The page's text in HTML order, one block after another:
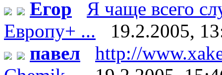
Егор
Я чаще всего
Европу+ ...
19.2.2005,
павел
http://